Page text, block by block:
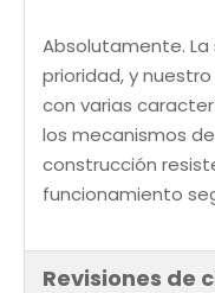
Absolutamente.
prioridad, y
con varias
los mecanismos
construcción
funcionamiento
Revisiones de